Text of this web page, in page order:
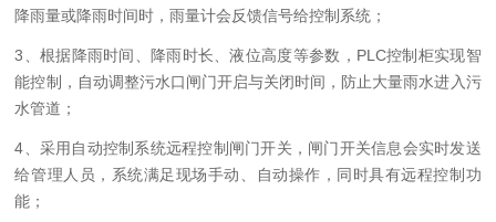
降雨量或降雨时间时，雨量计会反馈信号给控制系统；
3、根据降雨时间、降雨时长、液位高度等参数，PLC控制柜实现智
能控制，自动调整污水口闸门开启与关闭时间，防止大量雨水进入污
水管道；
4、采用自动控制系统远程控制闸门开关，闸门开关信息会实时发送
给管理人员，系统满足现场手动、自动操作，同时具有远程控制功
能；